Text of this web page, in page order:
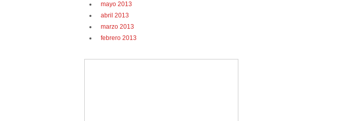
mayo 2013
abril 2013
marzo 2013
febrero 2013